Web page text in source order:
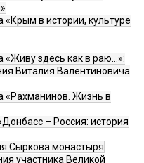
«Крым в истории, культуре
«Живу здесь как в раю…»:
Виталия Валентиновича
«Рахманинов. Жизнь в
– Россия: история
Сыркова монастыря
участника Великой